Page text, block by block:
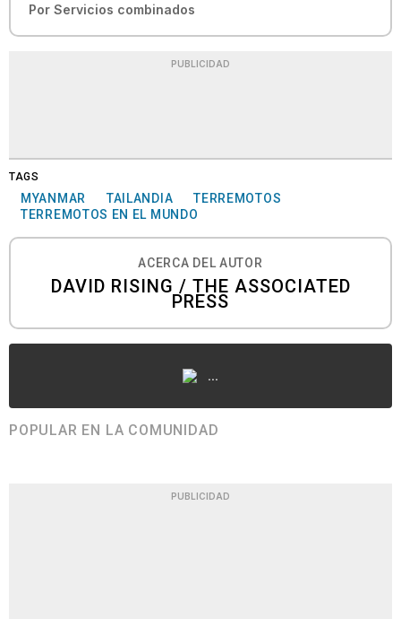
Por Servicios combinados
PUBLICIDAD
TAGS
MYANMAR TAILANDIA
TERREMOTOS
TERREMOTOS EN EL MUNDO
ACERCA DEL AUTOR
DAVID RISING / THE ASSOCIATED
PRESS
...
POPULAR EN LA COMUNIDAD
PUBLICIDAD